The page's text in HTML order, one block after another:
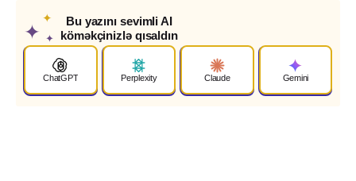
✦
✦
✦
Bu yazını sevimli AI
köməkçinizlə qısaldın
ChatGPT Perplexity Claude Gemini